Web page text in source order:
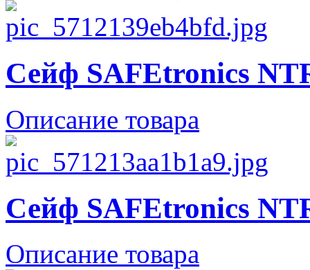
Сейф SAFEtronics
Описание товара
Сейф SAFEtronics
Описание товара